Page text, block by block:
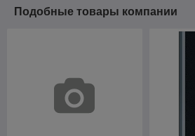
Подобные товары компании